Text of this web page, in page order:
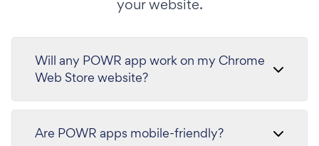
your website.
Will any POWR app work on my Chrome
Web Store website?
Are POWR apps mobile-friendly?